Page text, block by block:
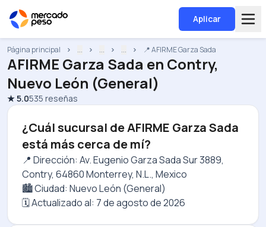
Aplicar
Página principal ... ... ... 📍 AFIRME Garza Sada
AFIRME Garza Sada en Contry,
Nuevo León (General)
★5.0535 reseñas
¿Cuál sucursal de AFIRME Garza Sada
está más cerca de mí?
📍 Dirección: Av. Eugenio Garza Sada Sur 3889,
Contry, 64860 Monterrey, N.L., Mexico
🏙️ Ciudad: Nuevo León (General)
🗓️ Actualizado al: 7 de agosto de 2026